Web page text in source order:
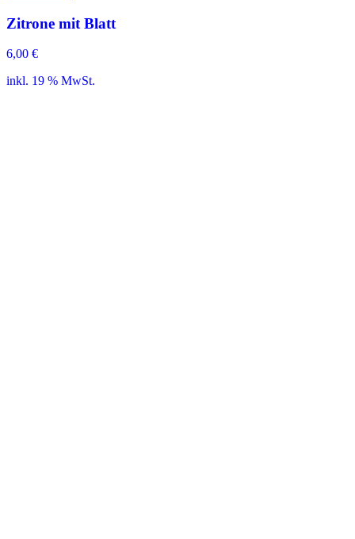
Zitrone mit Blatt
6,00 €
inkl. 19 % MwSt.